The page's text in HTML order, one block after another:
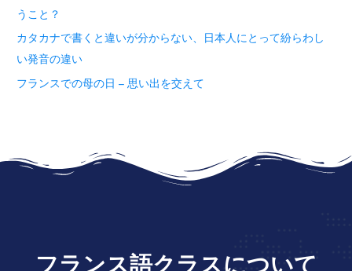
うこと？
カタカナで書くと違いが分からない、日本人にとって紛らわし
い発音の違い
フランスでの母の日 – 思い出を交えて
フランス語クラスについて